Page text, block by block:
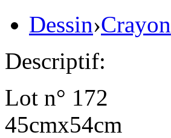
Dessin›Crayon
Descriptif:
Lot n° 172
45cmx54cm